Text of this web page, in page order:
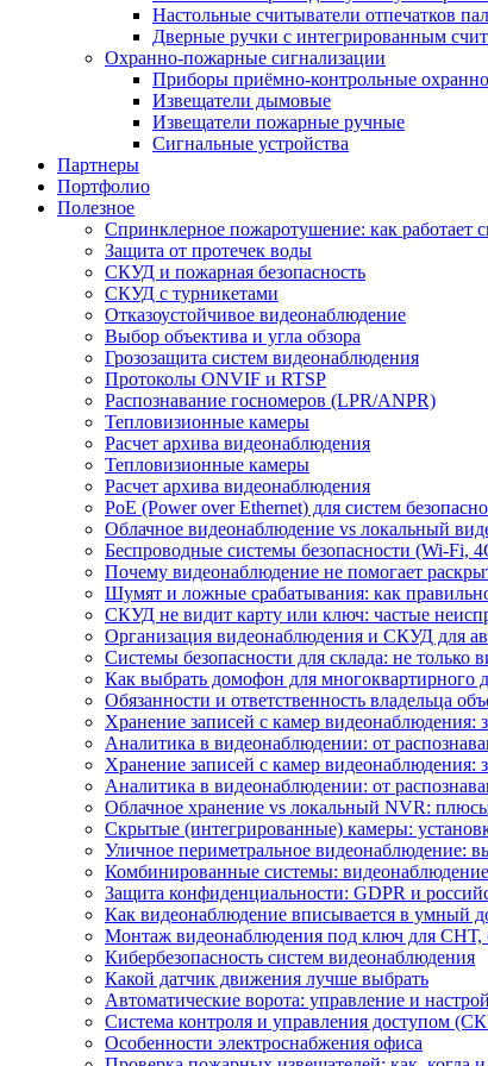
Настольные считыватели отпечатков
Дверные ручки с интегрированным
Охранно-пожарные сигнализации
Приборы приёмно-контрольные
Извещатели дымовые
Извещатели пожарные ручные
Сигнальные устройства
Партнеры
Портфолио
Полезное
Спринклерное пожаротушение: как работает
Защита от протечек воды
СКУД и пожарная безопасность
СКУД с турникетами
Отказоустойчивое видеонаблюдение
Выбор объектива и угла обзора
Грозозащита систем видеонаблюдения
Протоколы ONVIF и RTSP
Распознавание госномеров (LPR/ANPR)
Тепловизионные камеры
Расчет архива видеонаблюдения
Тепловизионные камеры
Расчет архива видеонаблюдения
PoE (Power over Ethernet) для систем
Облачное видеонаблюдение vs локальный
Беспроводные системы безопасности (Wi-Fi,
Почему видеонаблюдение не помогает
Шумят и ложные срабатывания: как
СКУД не видит карту или ключ: частые
Организация видеонаблюдения и СКУД для
Системы безопасности для склада: не только
Как выбрать домофон для многоквартирного
Обязанности и ответственность владельца
Хранение записей с камер видеонаблюдения:
Аналитика в видеонаблюдении: от
Хранение записей с камер видеонаблюдения:
Аналитика в видеонаблюдении: от
Облачное хранение vs локальный NVR:
Скрытые (интегрированные) камеры:
Уличное периметральное видеонаблюдение:
Комбинированные системы:
Защита конфиденциальности: GDPR и
Как видеонаблюдение вписывается в умный
Монтаж видеонаблюдения под ключ для СНТ,
Кибербезопасность систем видеонаблюдения
Какой датчик движения лучше выбрать
Автоматические ворота: управление и
Система контроля и управления доступом
Особенности электроснабжения офиса